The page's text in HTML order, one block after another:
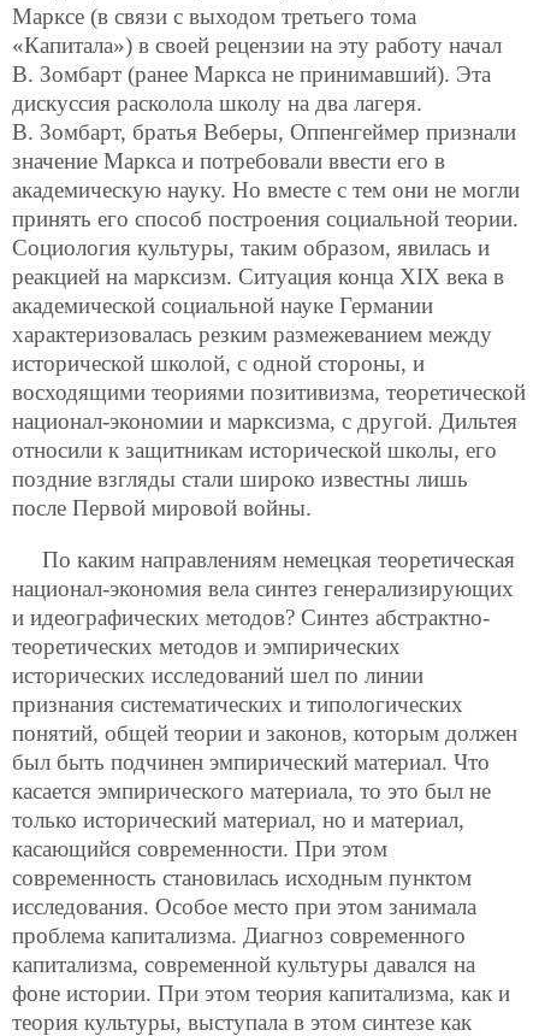
Марксе (в связи с выходом третьего тома
«Капитала») в своей рецензии на эту работу начал
В. Зомбарт (ранее Маркса не принимавший). Эта
дискуссия расколола школу на два лагеря.
В. Зомбарт, братья Веберы, Оппенгеймер признали
значение Маркса и потребовали ввести его в
академическую науку. Но вместе с тем они не могли
принять его способ построения социальной теории.
Социология культуры, таким образом, явилась и
реакцией на марксизм. Ситуация конца ХIХ века в
академической социальной науке Германии
характеризовалась резким размежеванием между
исторической школой, с одной стороны, и
восходящими теориями позитивизма, теоретической
национал-экономии и марксизма, с другой. Дильтея
относили к защитникам исторической школы, его
поздние взгляды стали широко известны лишь
после Первой мировой войны.
По каким направлениям немецкая теоретическая
национал-экономия вела синтез генерализирующих
и идеографических методов? Синтез абстрактно-
теоретических методов и эмпирических
исторических исследований шел по линии
признания систематических и типологических
понятий, общей теории и законов, которым должен
был быть подчинен эмпирический материал. Что
касается эмпирического материала, то это был не
только исторический материал, но и материал,
касающийся современности. При этом
современность становилась исходным пунктом
исследования. Особое место при этом занимала
проблема капитализма. Диагноз современного
капитализма, современной культуры давался на
фоне истории. При этом теория капитализма, как и
теория культуры, выступала в этом синтезе как